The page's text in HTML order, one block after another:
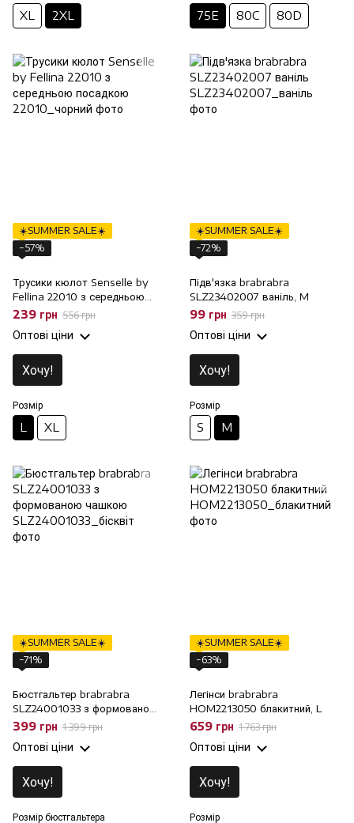
XL 2XL 75E 80C 80D
☀️SUMMER SALE☀️
−57%
Трусики кюлот Senselle by
Fellina 22010 з середньою
посадкою, L
239 грн 556 грн
Оптові ціни
Хочу!
Розмір
L XL
☀️SUMMER SALE☀️
−72%
Підв'язка brabrabra
SLZ23402007 ваніль, M
99 грн 359 грн
Оптові ціни
Хочу!
Розмір
S M
☀️SUMMER SALE☀️
−71%
Бюстгальтер brabrabra
SLZ24001033 з формованою
чашкою, 75E
399 грн 1 399 грн
Оптові ціни
Хочу!
Розмір бюстгальтера
☀️SUMMER SALE☀️
−63%
Легінси brabrabra
HOM2213050 блакитний, L
659 грн 1 763 грн
Оптові ціни
Хочу!
Розмір